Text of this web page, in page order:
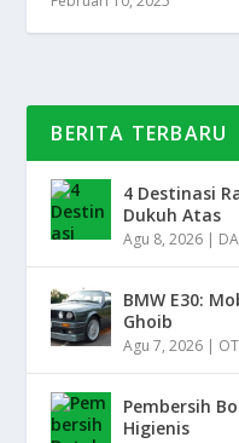
BERITA TERBARU
4 Destinasi
Dukuh Atas
Agu 8, 2026 |
BMW E30:
Ghoib
Agu 7, 2026 |
Pembersih
Higienis